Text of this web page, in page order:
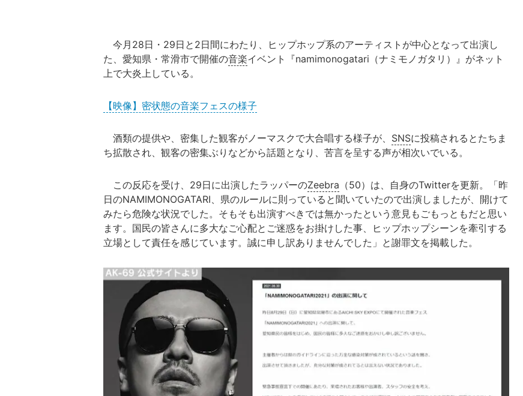
今月28日・29日と2日間にわたり、ヒップホップ系のアーティストが中心となって出演し
た、愛知県・常滑市で開催の音楽イベント『namimonogatari（ナミモノガタリ）』がネット
上で大炎上している。
【映像】密状態の音楽フェスの様子
酒類の提供や、密集した観客がノーマスクで大合唱する様子が、 SNSに投稿されるとたちま
ち拡散され、観客の密集ぶりなどから話題となり、苦言を呈する声が相次いでいる。
この反応を受け、29日に出演したラッパーのZeebra （50）は、自身のTwitterを更新。「昨
日のNAMIMONOGATARI、県のルールに則っていると聞いていたので出演しましたが、開けて
みたら危険な状況でした。そもそも出演すべきでは無かったという意見もごもっともだと思い
ます。国民の皆さんに多大なご心配とご迷惑をお掛けした事、ヒップホップシーンを牽引する
立場として責任を感じています。誠に申し訳ありませんでした」と謝罪文を掲載した。